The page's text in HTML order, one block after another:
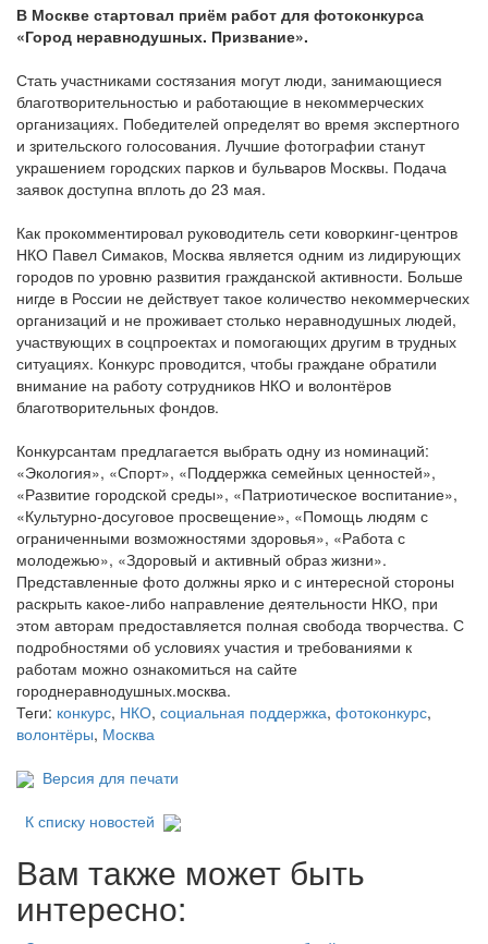
В Москве стартовал приём работ для фотоконкурса
«Город неравнодушных. Призвание».
Стать участниками состязания могут люди, занимающиеся
благотворительностью и работающие в некоммерческих
организациях. Победителей определят во время экспертного
и зрительского голосования. Лучшие фотографии станут
украшением городских парков и бульваров Москвы. Подача
заявок доступна вплоть до 23 мая.
Как прокомментировал руководитель сети коворкинг-центров
НКО Павел Симаков, Москва является одним из лидирующих
городов по уровню развития гражданской активности. Больше
нигде в России не действует такое количество некоммерческих
организаций и не проживает столько неравнодушных людей,
участвующих в соцпроектах и помогающих другим в трудных
ситуациях. Конкурс проводится, чтобы граждане обратили
внимание на работу сотрудников НКО и волонтёров
благотворительных фондов.
Конкурсантам предлагается выбрать одну из номинаций:
«Экология», «Спорт», «Поддержка семейных ценностей»,
«Развитие городской среды», «Патриотическое воспитание»,
«Культурно-досуговое просвещение», «Помощь людям с
ограниченными возможностями здоровья», «Работа с
молодежью», «Здоровый и активный образ жизни».
Представленные фото должны ярко и с интересной стороны
раскрыть какое-либо направление деятельности НКО, при
этом авторам предоставляется полная свобода творчества. С
подробностями об условиях участия и требованиями к
работам можно ознакомиться на сайте
городнеравнодушных.москва.
Теги: конкурс, НКО, социальная поддержка, фотоконкурс,
волонтёры, Москва
Версия для печати
К списку новостей
Вам также может быть
интересно: